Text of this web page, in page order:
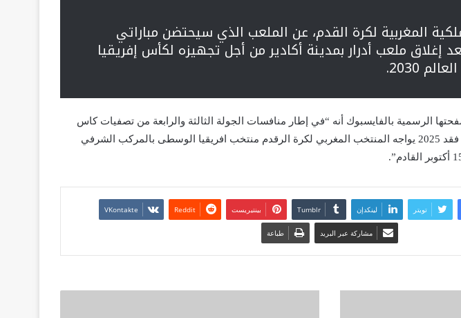
المغربية لكرة القدم، عن الملعب الذي سيحتضن مباراتي
إغلاق ملعب أدرار بمدينة أكادير من أجل تجهيزه لكأس إفريقيا
الرسمية بالفايسبوك أنه “في إطار منافسات الجولة الثالثة والرابعة من تصفيات كاس
افريقيا للأمم لكرة القدم المغرب فقد 2025 يواجه المنتخب المغربي لكرة الرقدم منتخب افريقيا الوسطى بالمركب الشرفي
تويتر لينكدإن بينتيريست
مشاركة عبر البريد طباعة